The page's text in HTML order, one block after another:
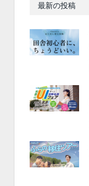
最新の投稿